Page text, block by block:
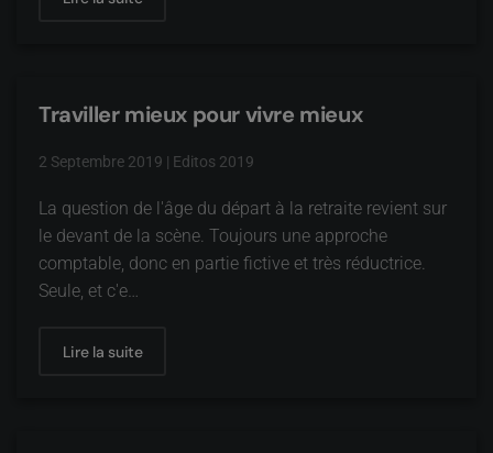
Traviller mieux pour vivre mieux
2 Septembre 2019 | Editos 2019
La question de l'âge du départ à la retraite revient sur
le devant de la scène. Toujours une approche
comptable, donc en partie fictive et très réductrice.
Seule, et c'e…
Lire la suite